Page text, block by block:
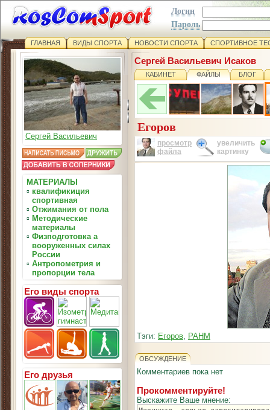
Логин
Пароль
ГЛАВНАЯ ВИДЫ СПОРТА НОВОСТИ СПОРТА СПОРТИВНОЕ
Сергей Васильевич
МАТЕРИАЛЫ
▫ квалификиция
спортивная
▫ Отжимания от пола
▫ Методические
материалы
▫ Физподготовка а
вооруженных силах
России
▫ Антропометрия и
пропорции тела
Его виды спорта
Его друзья
Сергей Васильевич Исаков
КАБИНЕТ ФАЙЛЫ БЛОГ
Егоров
просмотр
файла
увеличить
картинку
Тэги: Егоров, РАНМ
ОБСУЖДЕНИЕ
Комментариев пока нет
Прокомментируйте!
Выскажите Ваше мнение: